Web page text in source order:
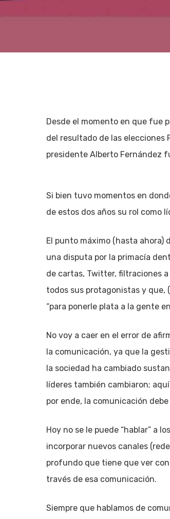
Desde el momento en que fue
del resultado de las elecciones
presidente Alberto Fernández
Si bien tuvo momentos en
de estos dos años su rol como
El punto máximo (hasta ahora)
una disputa por la primacía
de cartas, Twitter, filtraciones
todos sus protagonistas y que,
“para ponerle plata a la gente
No voy a caer en el error de
la comunicación, ya que la
la sociedad ha cambiado
líderes también cambiaron;
por ende, la comunicación
Hoy no se le puede “hablar” a
incorporar nuevos canales
profundo que tiene que ver
través de esa comunicación.
Siempre que hablamos de